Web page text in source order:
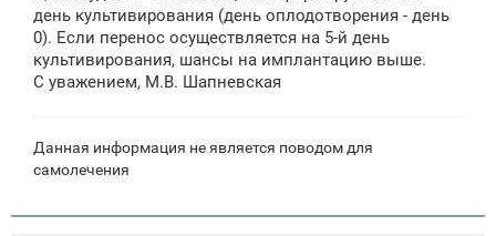
день культивирования (день оплодотворения - день
0). Если перенос осуществляется на 5-й день
культивирования, шансы на имплантацию выше.
С уважением, М.В. Шапневская
Данная информация не является поводом для
самолечения